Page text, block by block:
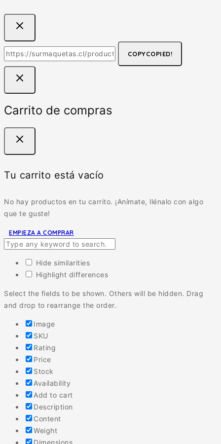
COPYCOPIED!
Carrito de compras
Tu carrito está vacío
No hay productos en tu carrito. ¡Anímate, llénalo con algo
que te guste!
EMPIEZA A COMPRAR
Hide similarities
Highlight differences
Select the fields to be shown. Others will be hidden. Drag
and drop to rearrange the order.
Image
SKU
Rating
Price
Stock
Availability
Add to cart
Description
Content
Weight
Dimensions